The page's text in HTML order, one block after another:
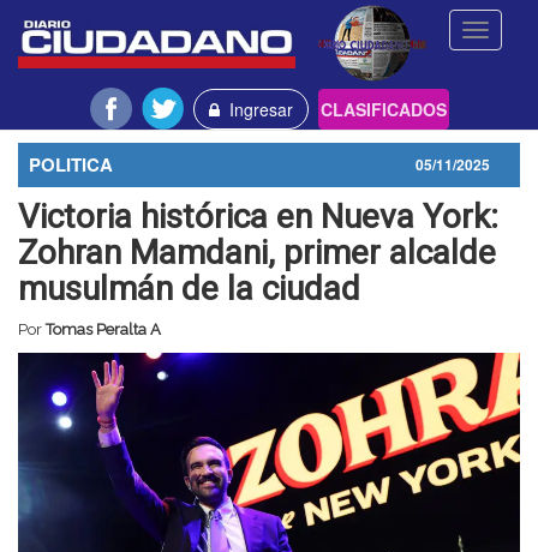
Toggle
Ingresar CLASIFICADOS
POLITICA 05/11/2025
Victoria histórica en Nueva York:
Zohran Mamdani, primer alcalde
musulmán de la ciudad
PorTomas Peralta A